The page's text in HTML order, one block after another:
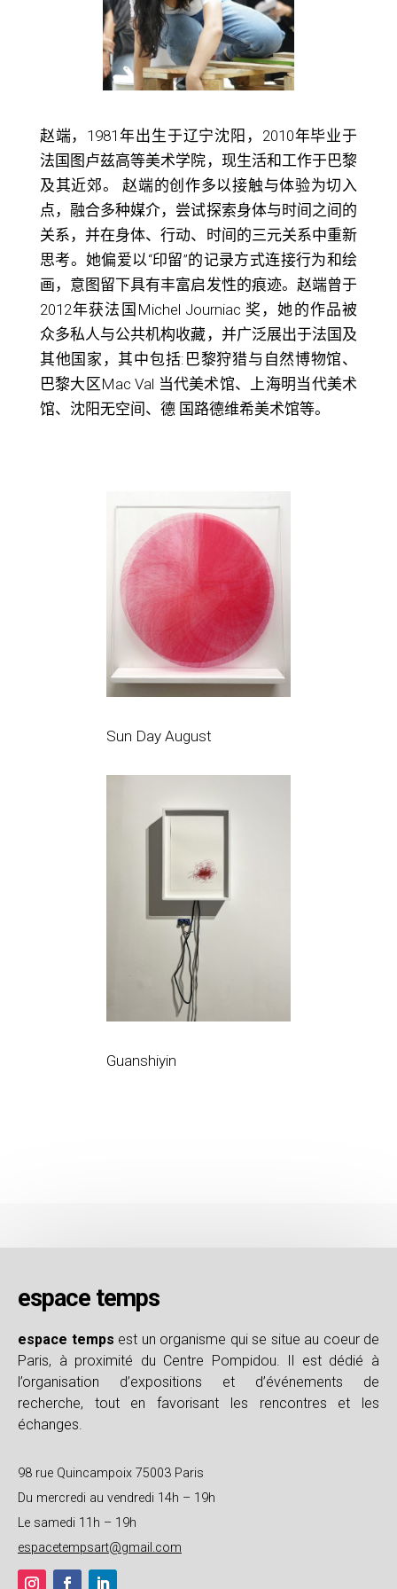
赵端，1981年出生于辽宁沈阳，2010年毕业于
法国图卢兹高等美术学院，现生活和工作于巴黎
及其近郊。 赵端的创作多以接触与体验为切入
点，融合多种媒介，尝试探索身体与时间之间的
关系，并在身体、行动、时间的三元关系中重新
思考。她偏爱以“印留”的记录方式连接行为和绘
画，意图留下具有丰富启发性的痕迹。赵端曾于
2012年获法国Michel Journiac 奖，她的作品被
众多私人与公共机构收藏，并广泛展出于法国及
其他国家，其中包括:巴黎狩猎与自然博物馆、
巴黎大区Mac Val 当代美术馆、上海明当代美术
馆、沈阳无空间、德 国路德维希美术馆等。
Sun Day August
Guanshiyin
espace temps
espace temps est un organisme qui se situe au coeur de
Paris, à proximité du Centre Pompidou. Il est dédié à
l’organisation d’expositions et d’événements de
recherche, tout en favorisant les rencontres et les
échanges.
98 rue Quincampoix 75003 Paris
Du mercredi au vendredi 14h – 19h
Le samedi 11h – 19h
espacetempsart@gmail.com